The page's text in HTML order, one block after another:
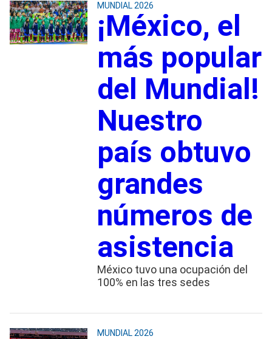
MUNDIAL 2026
¡México, el
más popular
del Mundial!
Nuestro
país obtuvo
grandes
números de
asistencia
México tuvo una ocupación del
100% en las tres sedes
MUNDIAL 2026